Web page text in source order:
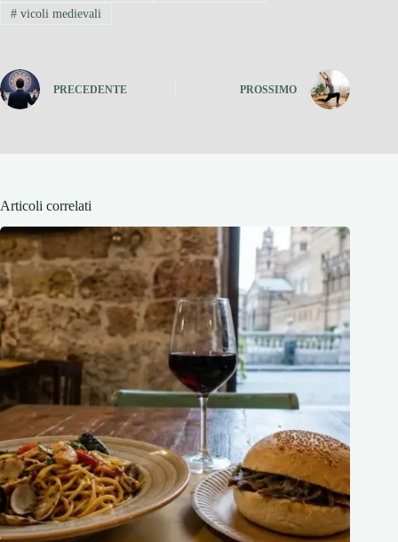
#vicoli medievali
PRECEDENTE PROSSIMO
Articoli correlati